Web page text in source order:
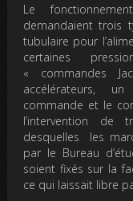
Le
demandaient trois
tubulaire pour
certaines
« commandes
accélérateurs,
commande et le
l’intervention de
desquelles les
par le Bureau
soient fixés sur la
ce qui laissait libre